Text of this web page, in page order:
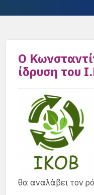
Ο
ίδρυση του
θα αναλάβει τον